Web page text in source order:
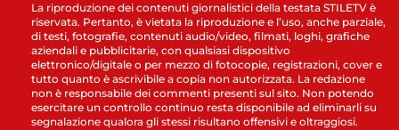
La riproduzione dei contenuti giornalistici della testata STILETV è
riservata. Pertanto, è vietata la riproduzione e l’uso, anche parziale,
di testi, fotografie, contenuti audio/video, filmati, loghi, grafiche
aziendali e pubblicitarie, con qualsiasi dispositivo
elettronico/digitale o per mezzo di fotocopie, registrazioni, cover e
tutto quanto è ascrivibile a copia non autorizzata. La redazione
non è responsabile dei commenti presenti sul sito. Non potendo
esercitare un controllo continuo resta disponibile ad eliminarli su
segnalazione qualora gli stessi risultano offensivi e oltraggiosi.